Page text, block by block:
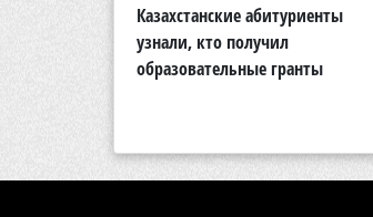
Казахстанские абитуриенты
узнали, кто получил
образовательные гранты